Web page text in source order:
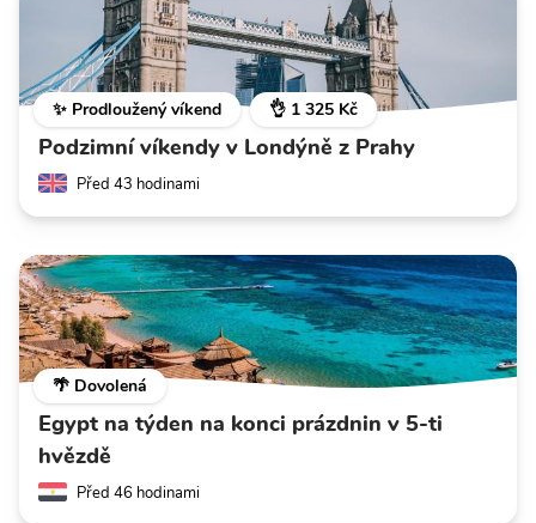
✨ Prodloužený víkend 👌 1 325 Kč
Podzimní víkendy v Londýně z Prahy
Před 43 hodinami
🌴 Dovolená
Egypt na týden na konci prázdnin v 5-ti
hvězdě
Před 46 hodinami